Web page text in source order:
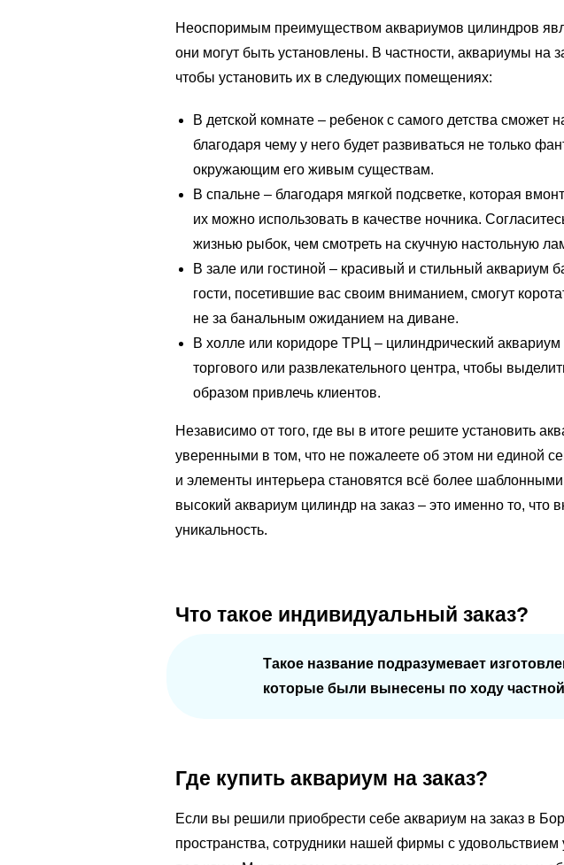
Неоспоримым преимуществом аквариумов цилиндров
они могут быть установлены. В частности, аквариумы на
чтобы установить их в следующих помещениях:
В детской комнате – ребенок с самого детства сможет
благодаря чему у него будет развиваться не только
окружающим его живым существам.
В спальне – благодаря мягкой подсветке, которая
их можно использовать в качестве ночника.
жизнью рыбок, чем смотреть на скучную настольную
В зале или гостиной – красивый и стильный аквариум
гости, посетившие вас своим вниманием, смогут
не за банальным ожиданием на диване.
В холле или коридоре ТРЦ – цилиндрический
торгового или развлекательного центра, чтобы
образом привлечь клиентов.
Независимо от того, где вы в итоге решите установить
уверенными в том, что не пожалеете об этом ни единой
и элементы интерьера становятся всё более
высокий аквариум цилиндр на заказ – это именно то, что
уникальность.
Что такое индивидуальный заказ?
Такое название подразумевает
которые были вынесены по ходу
Где купить аквариум на заказ?
Если вы решили приобрести себе аквариум на заказ в
пространства, сотрудники нашей фирмы с удовольствием